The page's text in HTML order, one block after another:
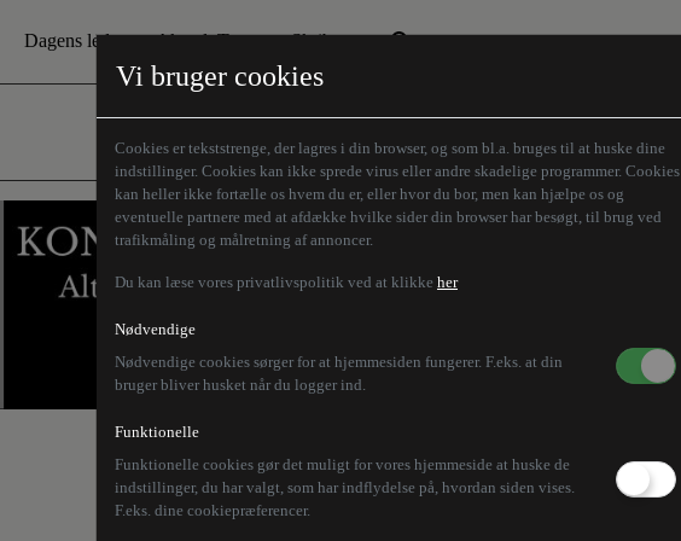
Vi bruger cookies
Cookies er tekststrenge, der lagres i din browser, og som bl.a. bruges til at huske dine
indstillinger. Cookies kan ikke sprede virus eller andre skadelige programmer. Cookies
kan heller ikke fortælle os hvem du er, eller hvor du bor, men kan hjælpe os og
eventuelle partnere med at afdække hvilke sider din browser har besøgt, til brug ved
trafikmåling og målretning af annoncer.
Du kan læse vores privatlivspolitik ved at klikke her
Nødvendige
Nødvendige cookies sørger for at hjemmesiden fungerer. F.eks. at din
bruger bliver husket når du logger ind.
Funktionelle
Funktionelle cookies gør det muligt for vores hjemmeside at huske de
indstillinger, du har valgt, som har indflydelse på, hvordan siden vises.
F.eks. dine cookiepræferencer.
Dagens leder Aktuelt Tema
Den borgelige brille
Humaniora forfra
Store Danskere
Skribenter
Z-aksen